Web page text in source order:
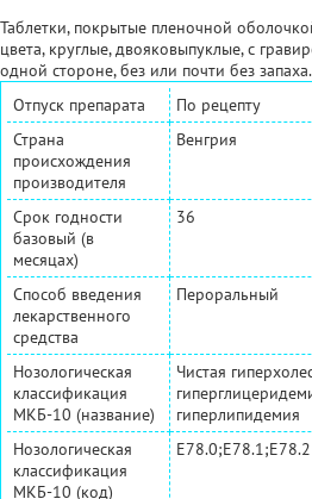
Таблетки, покрытые пленочной
цвета, круглые, двояковыпуклые, с
одной стороне, без или почти без запаха.
Отпуск препарата
По рецепту
Страна
происхождения
производителя
Венгрия
Срок годности
базовый (в
месяцах)
36
Способ введения
лекарственного
средства
Пероральный
Нозологическая
классификация
МКБ-10 (название)
Чистая
гиперлипидемия
Нозологическая
классификация
МКБ-10 (код)
E78.0;E78.1;E78.2